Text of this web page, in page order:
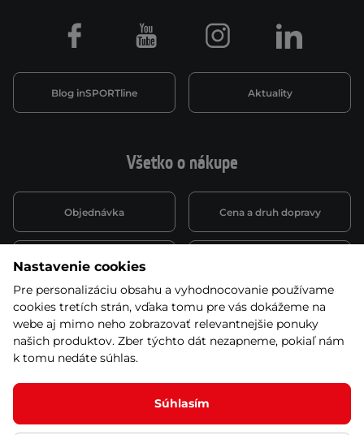
Všetko o nákupe
Objednávka Cena a druh dopravy
Spôsob platby
Montáž a servis Reklamácie a záruka
Kariéra
Blog inSPORTline Aktuality
Facebook Youtube Instagram LinkedIn
Nastavenie cookies
Pre personalizáciu obsahu a vyhodnocovanie používame
cookies tretích strán, vďaka tomu pre vás dokážeme na
webe aj mimo neho zobrazovať relevantnejšie ponuky
našich produktov. Zber týchto dát nezapneme, pokiaľ nám
k tomu nedáte súhlas.
Súhlasím